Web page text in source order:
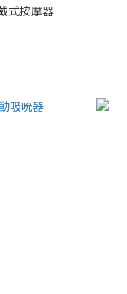
式按摩器